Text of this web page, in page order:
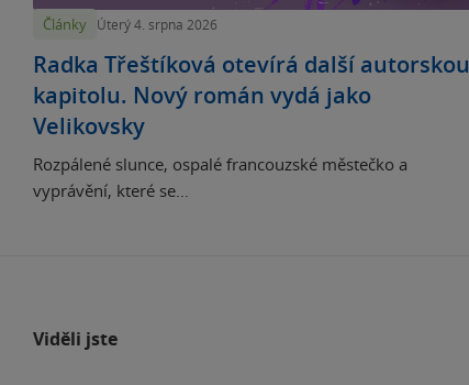
Články Úterý 4. srpna 2026
Radka Třeštíková otevírá další autorskou
kapitolu. Nový román vydá jako
Velikovsky
Rozpálené slunce, ospalé francouzské městečko a
vyprávění, které se...
Viděli jste